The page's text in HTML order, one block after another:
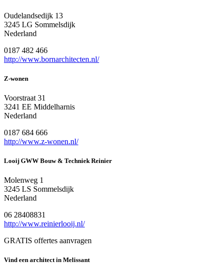
Oudelandsedijk 13
3245 LG Sommelsdijk
Nederland
0187 482 466
http://www.bornarchitecten.nl/
Z-wonen
Voorstraat 31
3241 EE Middelharnis
Nederland
0187 684 666
http://www.z-wonen.nl/
Looij GWW Bouw & Techniek Reinier
Molenweg 1
3245 LS Sommelsdijk
Nederland
06 28408831
http://www.reinierlooij.nl/
GRATIS offertes aanvragen
Vind een architect in Melissant